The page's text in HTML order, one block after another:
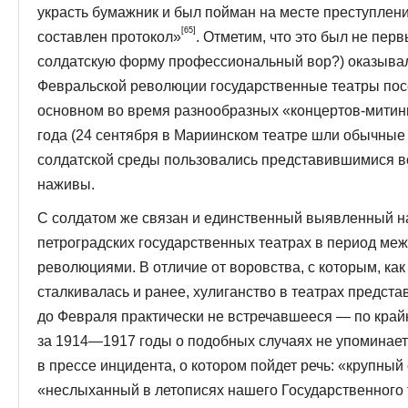
украсть бумажник и был пойман на месте
составлен протокол»[65] . Отметим, что это был не
солдатскую форму профессиональный вор?)
Февральской революции госу­дарственные театры
основном во время разнообразных «концертов-
года (24 сентября в Мариинском театре шли обычные
солдатской среды пользовались представившимися
наживы.
С солдатом же связан и единственный выявленный
петроградских государственных театрах в период
революциями. В отличие от воровства, с которым,
сталкивалась и ранее, хулиганство в театрах
до Февраля практически не встре­чавшееся — по
за 1914—1917 годы о подобных случаях не
в прессе инцидента, о котором пойдет речь: «крупный
«неслыханный в летописях нашего